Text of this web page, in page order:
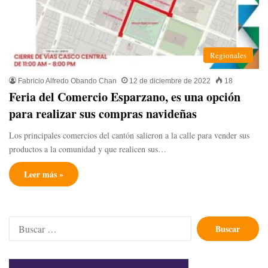
Regionales
Fabricio Alfredo Obando Chan 12 de diciembre de 2022 18
Feria del Comercio Esparzano, es una opción
para realizar sus compras navideñas
Los principales comercios del cantón salieron a la calle para vender sus
productos a la comunidad y que realicen sus…
Leer más »
Buscar: